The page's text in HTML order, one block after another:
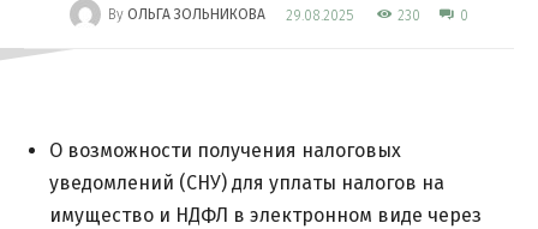
By ОЛЬГА ЗОЛЬНИКОВА 29.08.2025 230 0
О возможности получения налоговых
уведомлений (СНУ) для уплаты налогов на
имущество и НДФЛ в электронном виде через